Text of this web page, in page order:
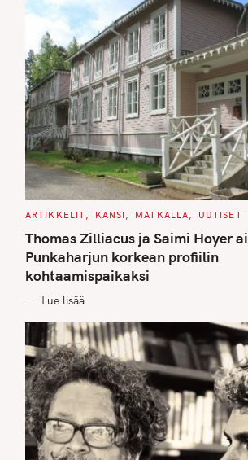
C
T
E
G
O
R
I
S
ARTIKKELIT KANSI MATKALLA UUTISET
Thomas Zilliacus ja Saimi Hoyer
Punkaharjun korkean profiilin
kohtaamispaikaksi
Lue lisää